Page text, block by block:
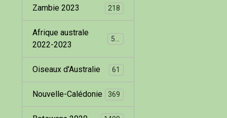
Zambie 2023 218
Afrique australe
2022-2023
Oiseaux d'Australie 61
Nouvelle-Calédonie 369